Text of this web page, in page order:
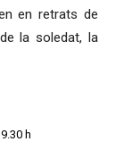
en retrats de
la soledat, la
h